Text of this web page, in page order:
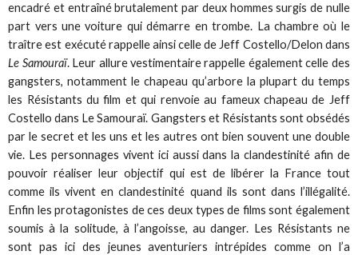
encadré et entraîné brutalement par deux hommes surgis de nulle
part vers une voiture qui démarre en trombe. La chambre où le
traître est exécuté rappelle ainsi celle de Jeff Costello/Delon dans
Le Samouraï. Leur allure vestimentaire rappelle également celle des
gangsters, notamment le chapeau qu’arbore la plupart du temps
les Résistants du film et qui renvoie au fameux chapeau de Jeff
Costello dans Le Samouraï. Gangsters et Résistants sont obsédés
par le secret et les uns et les autres ont bien souvent une double
vie. Les personnages vivent ici aussi dans la clandestinité afin de
pouvoir réaliser leur objectif qui est de libérer la France tout
comme ils vivent en clandestinité quand ils sont dans l’illégalité.
Enfin les protagonistes de ces deux types de films sont également
soumis à la solitude, à l’angoisse, au danger. Les Résistants ne
sont pas ici des jeunes aventuriers intrépides comme on l’a